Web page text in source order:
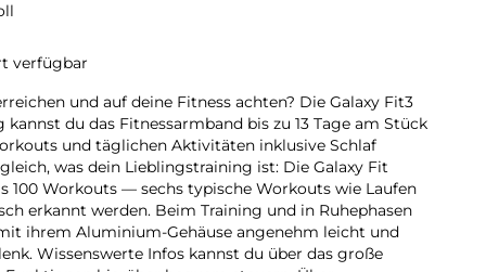
verfügbar
und auf deine Fitness achten? Die Galaxy Fit3
du das Fitnessarmband bis zu 13 Tage am Stück
und täglichen Aktivitäten inklusive Schlaf
was dein Lieblingstraining ist: Die Galaxy Fit
100 Workouts — sechs typische Workouts wie Laufen
erkannt werden. Beim Training und in Ruhephasen
ihrem Aluminium-Gehäuse angenehm leicht und
Wissenswerte Infos kannst du über das große